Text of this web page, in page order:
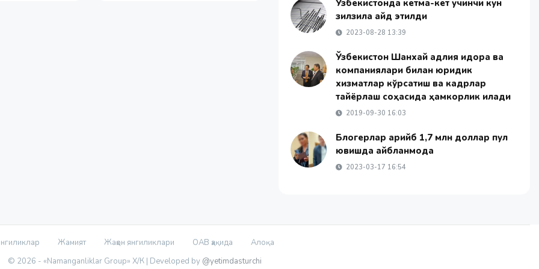
Ўзбекистонда кетма-кет учинчи кун
зилзила қайд этилди
2023-08-28 13:39
Ўзбекистон Шанхай адлия идора ва
компаниялари билан юридик
хизматлар кўрсатиш ва кадрлар
тайёрлаш соҳасида ҳамкорлик қилади
2019-09-30 16:03
Блогерлар қарийб 1,7 млн доллар пул
ювишда айбланмоқда
2023-03-17 16:54
Жамият Жаҳон янгиликлари ОАВ ҳақида
Алоқа
© 2026 - «Namanganliklar Group» Х/К | Developed by @yetimdasturchi